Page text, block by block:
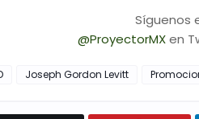
Síguenos
@ProyectorMXen
Joseph Gordon Levitt